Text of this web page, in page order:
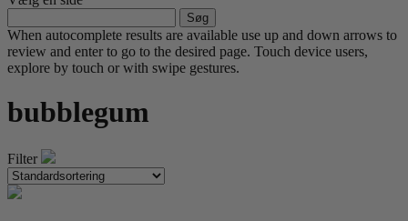
efter:
When autocomplete results are available use up and down arrows to
review and enter to go to the desired page. Touch device users,
explore by touch or with swipe gestures.
bubblegum
Filter